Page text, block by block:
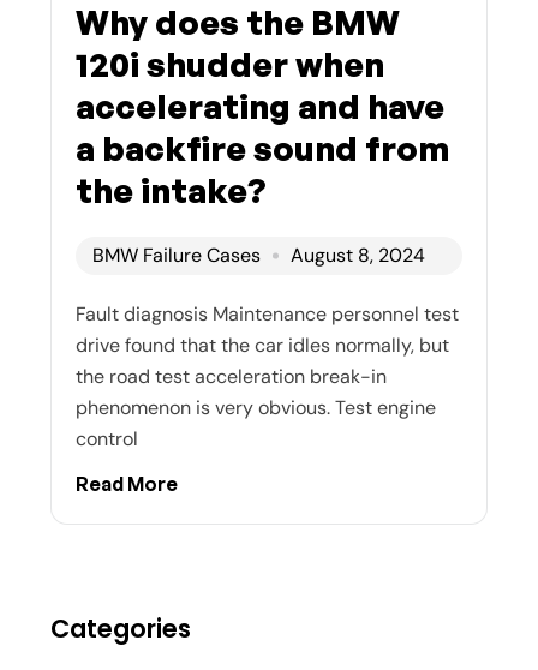
Why does the BMW
120i shudder when
accelerating and have
a backfire sound from
the intake?
BMW Failure Cases August 8, 2024
Fault diagnosis Maintenance personnel test
drive found that the car idles normally, but
the road test acceleration break-in
phenomenon is very obvious. Test engine
control
Read More
Categories